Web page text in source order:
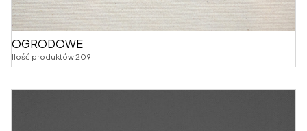
OGRODOWE
Ilość produktów 209